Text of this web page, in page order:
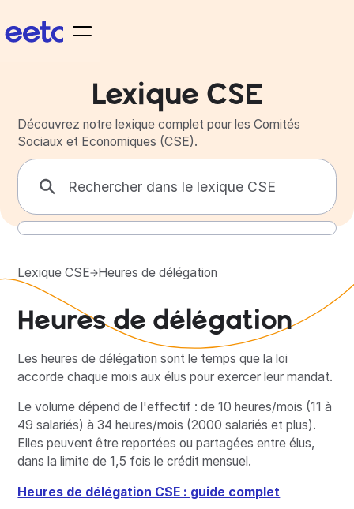
Lexique CSE
Découvrez notre lexique complet pour les Comités
Sociaux et Economiques (CSE).
Lexique CSE Heures de délégation
Heures de délégation
Les heures de délégation sont le temps que la loi
accorde chaque mois aux élus pour exercer leur mandat.
Le volume dépend de l'effectif : de 10 heures/mois (11 à
49 salariés) à 34 heures/mois (2000 salariés et plus).
Elles peuvent être reportées ou partagées entre élus,
dans la limite de 1,5 fois le crédit mensuel.
Heures de délégation CSE : guide complet